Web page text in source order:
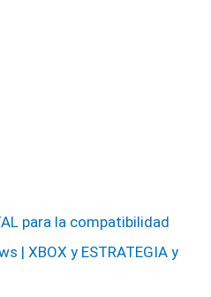
para la compatibilidad
| XBOX y ESTRATEGIA y